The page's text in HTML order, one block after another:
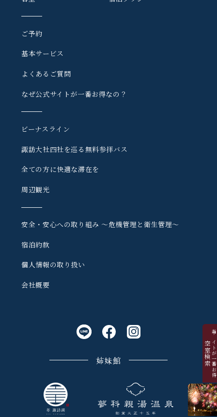
ご予約
基本サービス
よくあるご質問
なぜ公式サイトが一番お得なの？
ビーナスライン
諏訪大社四社を巡る 無料参拝バス
全ての方に快適な滞在を
周辺観光
安全・安心への取り組み 〜危機管理と衛生管理〜
宿泊約款
個人情報の取り扱い
会社概要
姉妹館 当サイトが一番お得
空室検索